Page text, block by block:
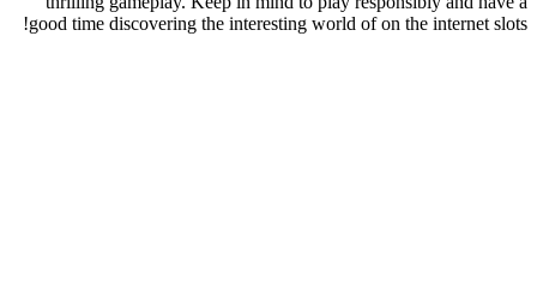
good time discovering the interesting world of on the internet slots!